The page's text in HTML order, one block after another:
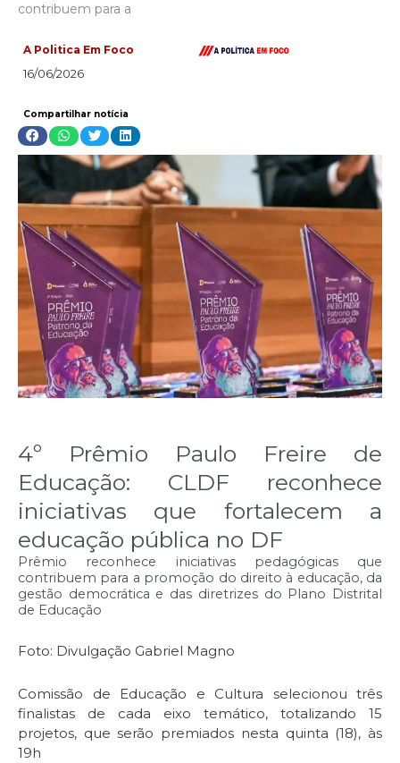
contribuem para a
A Politica Em Foco
16/06/2026
Compartilhar notícia
4º Prêmio Paulo Freire de
Educação: CLDF reconhece
iniciativas que fortalecem a
educação pública no DF
Prêmio reconhece iniciativas pedagógicas que
contribuem para a promoção do direito à educação, da
gestão democrática e das diretrizes do Plano Distrital
de Educação
Foto: Divulgação Gabriel Magno
Comissão de Educação e Cultura selecionou três
finalistas de cada eixo temático, totalizando 15
projetos, que serão premiados nesta quinta (18), às
19h